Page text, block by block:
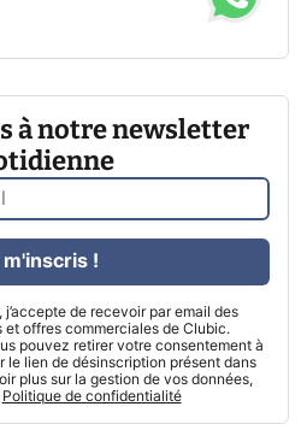
à notre newsletter
j’accepte de recevoir par email des
et offres commerciales de Clubic.
pouvez retirer votre consentement à
le lien de désinscription présent dans
plus sur la gestion de vos données,
Politique de confidentialité
m'inscris !